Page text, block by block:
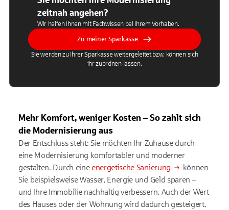
zeitnah angehen?
Wir helfen Ihnen mit Fachwissen bei Ihrem Vorhaben.
Zu meiner Sparkasse
Sie werden zu Ihrer Sparkasse weitergeleitet bzw. können sich
ihr zuordnen lassen.
Mehr Komfort, weniger Kosten – So zahlt sich
die Modernisierung aus
Der Entschluss steht: Sie möchten Ihr Zuhause durch
eine Modernisierung komfortabler und moderner
gestalten. Durch eine energetische Sanierung
können
Sie beispielsweise Wasser, Energie und Geld sparen –
und Ihre Immobilie nachhaltig verbessern. Auch der Wert
des Hauses oder der Wohnung wird dadurch gesteigert.